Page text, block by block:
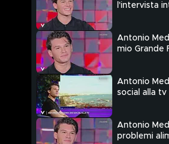
l'intervista
Antonio
mio Grande
Antonio
social alla tv
Antonio
problemi